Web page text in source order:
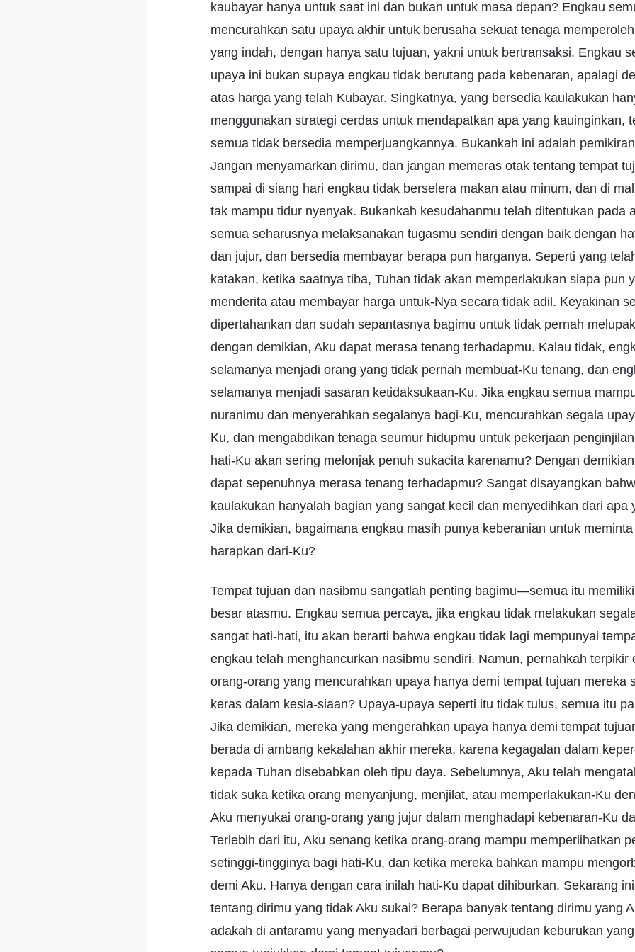
kaubayar hanya untuk saat ini dan bukan untuk masa depan? Engkau
mencurahkan satu upaya akhir untuk berusaha sekuat tenaga
yang indah, dengan hanya satu tujuan, yakni untuk bertransaksi. Engkau
upaya ini bukan supaya engkau tidak berutang pada kebenaran, apalagi
atas harga yang telah Kubayar. Singkatnya, yang bersedia kaulakukan
menggunakan strategi cerdas untuk mendapatkan apa yang kauinginkan,
semua tidak bersedia memperjuangkannya. Bukankah ini adalah
Jangan menyamarkan dirimu, dan jangan memeras otak tentang tempat
sampai di siang hari engkau tidak berselera makan atau minum, dan di
tak mampu tidur nyenyak. Bukankah kesudahanmu telah ditentukan pada
semua seharusnya melaksanakan tugasmu sendiri dengan baik dengan
dan jujur, dan bersedia membayar berapa pun harganya. Seperti yang
katakan, ketika saatnya tiba, Tuhan tidak akan memperlakukan siapa pun
menderita atau membayar harga untuk-Nya secara tidak adil. Keyakinan
dipertahankan dan sudah sepantasnya bagimu untuk tidak pernah
dengan demikian, Aku dapat merasa tenang terhadapmu. Kalau tidak,
selamanya menjadi orang yang tidak pernah membuat-Ku tenang, dan
selamanya menjadi sasaran ketidaksukaan-Ku. Jika engkau semua
nuranimu dan menyerahkan segalanya bagi-Ku, mencurahkan segala
Ku, dan mengabdikan tenaga seumur hidupmu untuk pekerjaan
hati-Ku akan sering melonjak penuh sukacita karenamu? Dengan
dapat sepenuhnya merasa tenang terhadapmu? Sangat disayangkan
kaulakukan hanyalah bagian yang sangat kecil dan menyedihkan dari apa
Jika demikian, bagaimana engkau masih punya keberanian untuk
harapkan dari-Ku?
Tempat tujuan dan nasibmu sangatlah penting bagimu—semua itu
besar atasmu. Engkau semua percaya, jika engkau tidak melakukan
sangat hati-hati, itu akan berarti bahwa engkau tidak lagi mempunyai
engkau telah menghancurkan nasibmu sendiri. Namun, pernahkah terpikir
orang-orang yang mencurahkan upaya hanya demi tempat tujuan mereka
keras dalam kesia-siaan? Upaya-upaya seperti itu tidak tulus, semua itu
Jika demikian, mereka yang mengerahkan upaya hanya demi tempat
berada di ambang kekalahan akhir mereka, karena kegagalan dalam
kepada Tuhan disebabkan oleh tipu daya. Sebelumnya, Aku telah
tidak suka ketika orang menyanjung, menjilat, atau memperlakukan-Ku
Aku menyukai orang-orang yang jujur dalam menghadapi kebenaran-Ku
Terlebih dari itu, Aku senang ketika orang-orang mampu memperlihatkan
setinggi-tingginya bagi hati-Ku, dan ketika mereka bahkan mampu
demi Aku. Hanya dengan cara inilah hati-Ku dapat dihiburkan. Sekarang
tentang dirimu yang tidak Aku sukai? Berapa banyak tentang dirimu yang
adakah di antaramu yang menyadari berbagai perwujudan keburukan